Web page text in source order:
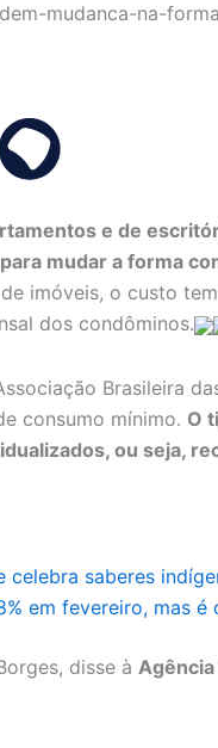
e de
mudar a forma
imóveis, o custo
dos condôminos.
Brasileira
consumo mínimo. O
ou seja,
saberes
em fevereiro, mas
disse à